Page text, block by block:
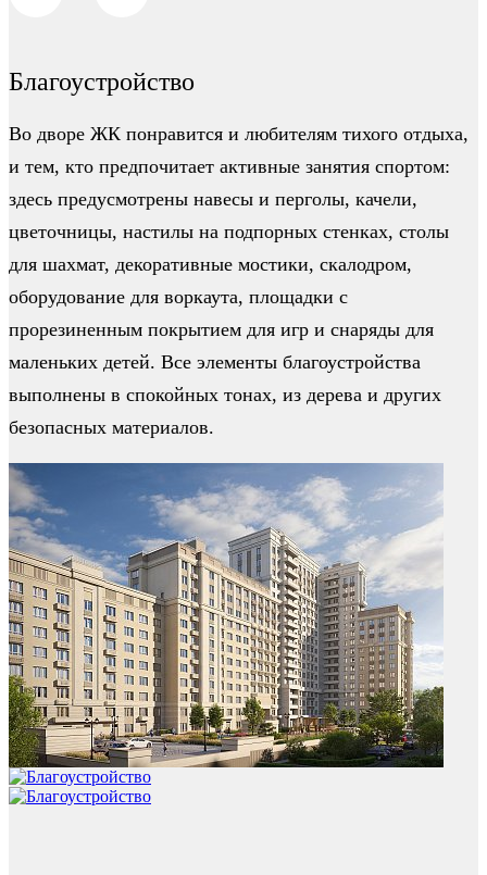
Благоустройство
Во дворе ЖК понравится и любителям тихого отдыха,
и тем, кто предпочитает активные занятия спортом:
здесь предусмотрены навесы и перголы, качели,
цветочницы, настилы на подпорных стенках, столы
для шахмат, декоративные мостики, скалодром,
оборудование для воркаута, площадки с
прорезиненным покрытием для игр и снаряды для
маленьких детей. Все элементы благоустройства
выполнены в спокойных тонах, из дерева и других
безопасных материалов.